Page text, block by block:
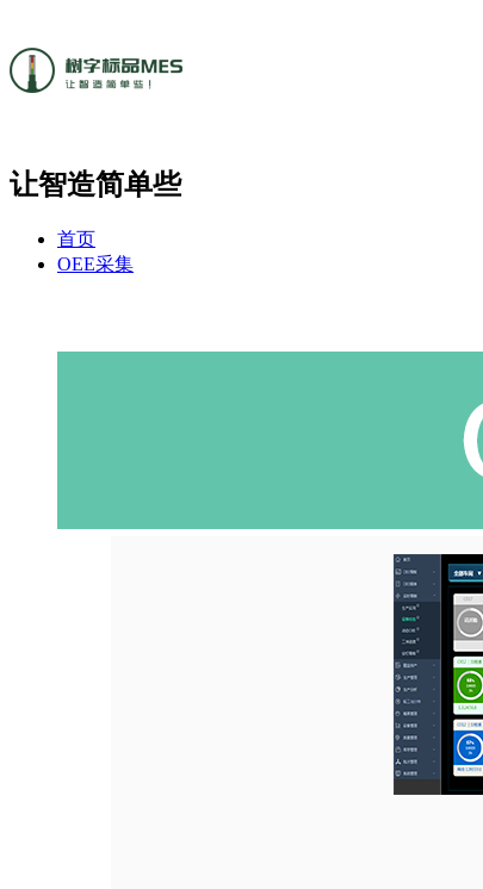
让智造简单些
首页
OEE采集